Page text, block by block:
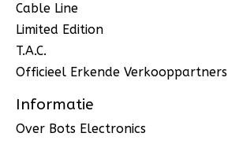
Cable Line
Limited Edition
T.A.C.
Officieel Erkende Verkooppartners
Informatie
Over Bots Electronics